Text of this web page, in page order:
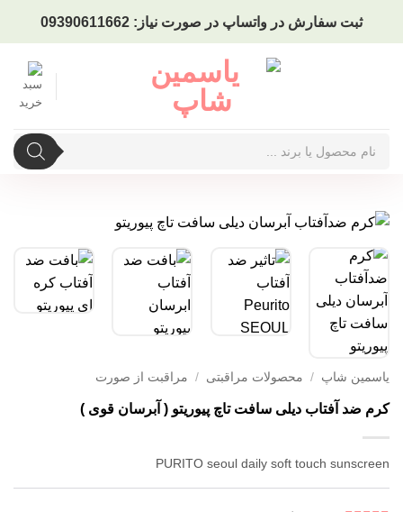
ثبت سفارش در واتساپ در صورت نیاز: 09390611662
محصولات
یاسمین شاپ / محصولات مراقبتی / مراقبت از صورت
کرم ضد آفتاب دیلی سافت تاچ پیوریتو ( آبرسان قوی )
PURITO seoul daily soft touch sunscreen